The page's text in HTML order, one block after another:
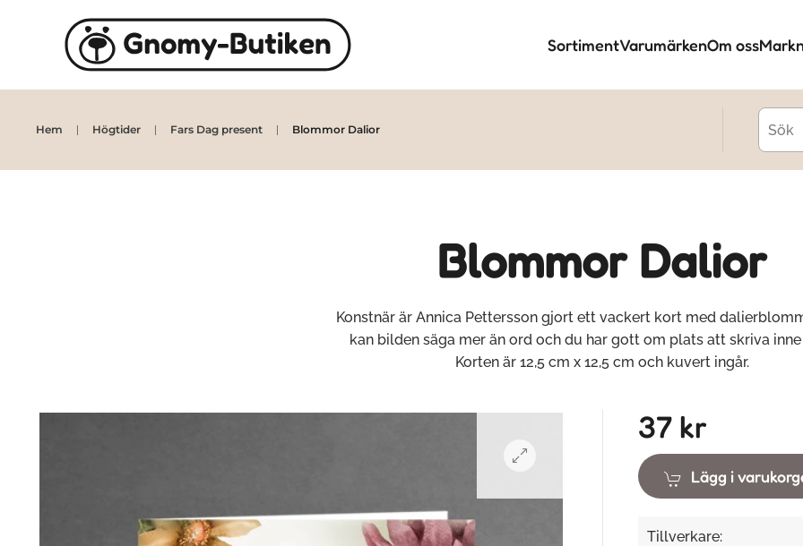
Skip to main content SortimentVarumärkenOm oss
Hem Högtider Fars Dag present Blommor Dalior
Blommor Dalior
Konstnär är Annica Pettersson gjort ett vackert kort med
kan bilden säga mer än ord och du har gott om plats att skriva
Korten är 12,5 cm x 12,5 cm och kuvert ingår.
37 kr
Lägg i
Tillverkare: